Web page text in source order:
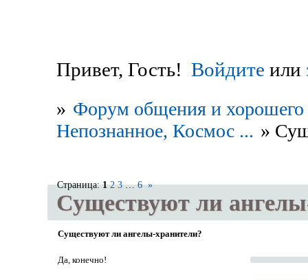
Привет, Гость! Войдите или
» Форум общения и хорошего
Непознанное, Космос ... »
Существуют ли
Страница:1 2 3 … 6 »
Существуют ли ангелы-хранители?
Да, конечно!